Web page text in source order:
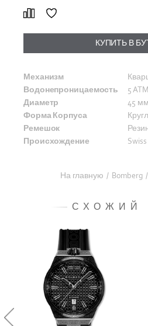
КУПИТЬ В
Механизм
Водонепроницаемость
5
Диаметр
45 мм
Форма Корпуса
Ремешок
Происхождение
На главную / Bomberg /
СХОЖИЙ